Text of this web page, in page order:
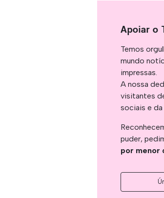
Apoiar o
Temos
mundo
impressas.
A nossa
visitantes
sociais e
puder,
por menor